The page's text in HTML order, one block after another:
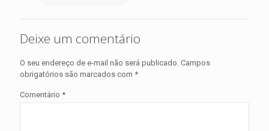
Deixe um comentário
O seu endereço de e-mail não será publicado. Campos
obrigatórios são marcados com *
Comentário *